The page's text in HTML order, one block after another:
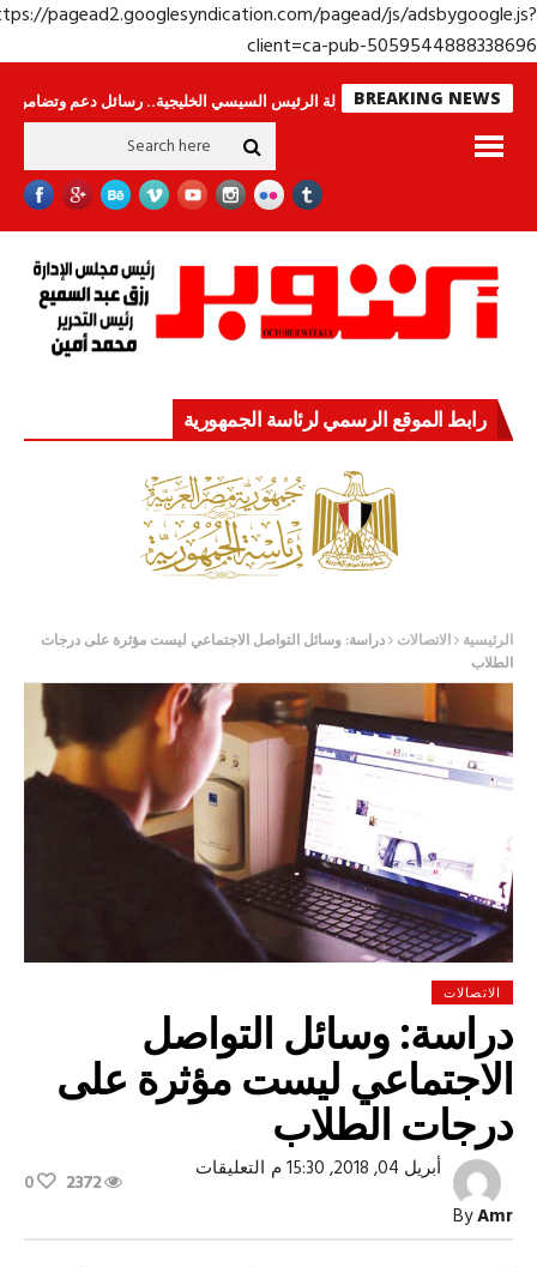
https://pagead2.googlesyndication.com/pagead/js/
client=ca-pub-
BREAKING NEWS
لا ينامون جولة الرئيس السيسي الخليجية.. رسائل دعم وتضامن للأشقاء
رابط الموقع الرسمي لرئاسة الجمهورية
الرئيسية الاتصالات دراسة: وسائل التواصل الاجتماعي ليست مؤثرة على درجات
الطلاب
الاتصالات
دراسة: وسائل التواصل
الاجتماعي ليست مؤثرة على
درجات الطلاب
ByAmr
أبريل 04, 2018, 15:30 م التعليقاتعلى
الاجتماعي
2372
0